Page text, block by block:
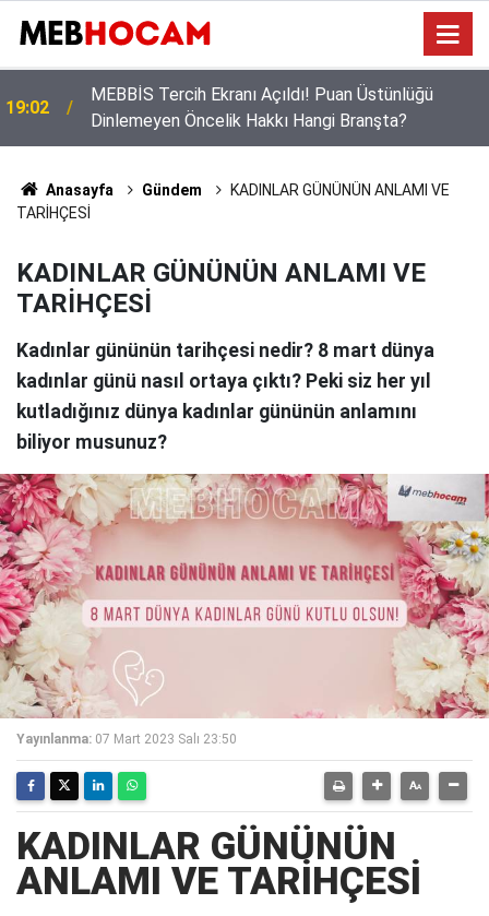
19:02
MEBBİS Tercih Ekranı Açıldı! Puan Üstünlüğü
Dinlemeyen Öncelik Hakkı Hangi Branşta?
Anasayfa Gündem
KADINLAR GÜNÜNÜN ANLAMI VE
TARİHÇESİ
KADINLAR GÜNÜNÜN ANLAMI VE
TARİHÇESİ
Kadınlar gününün tarihçesi nedir? 8 mart dünya
kadınlar günü nasıl ortaya çıktı? Peki siz her yıl
kutladığınız dünya kadınlar gününün anlamını
biliyor musunuz?
Yayınlanma: 07 Mart 2023 Salı 23:50
KADINLAR GÜNÜNÜN
ANLAMI VE TARİHÇESİ